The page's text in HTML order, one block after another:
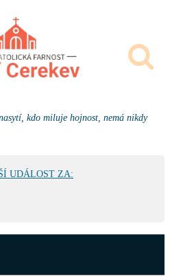
kdo miluje hojnost, nemá nikdy
UDÁLOST ZA: